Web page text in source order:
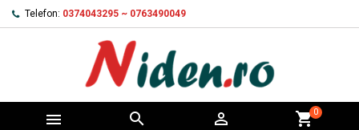
Telefon: 0374043295 ~ 0763490049
   shopping_cart0